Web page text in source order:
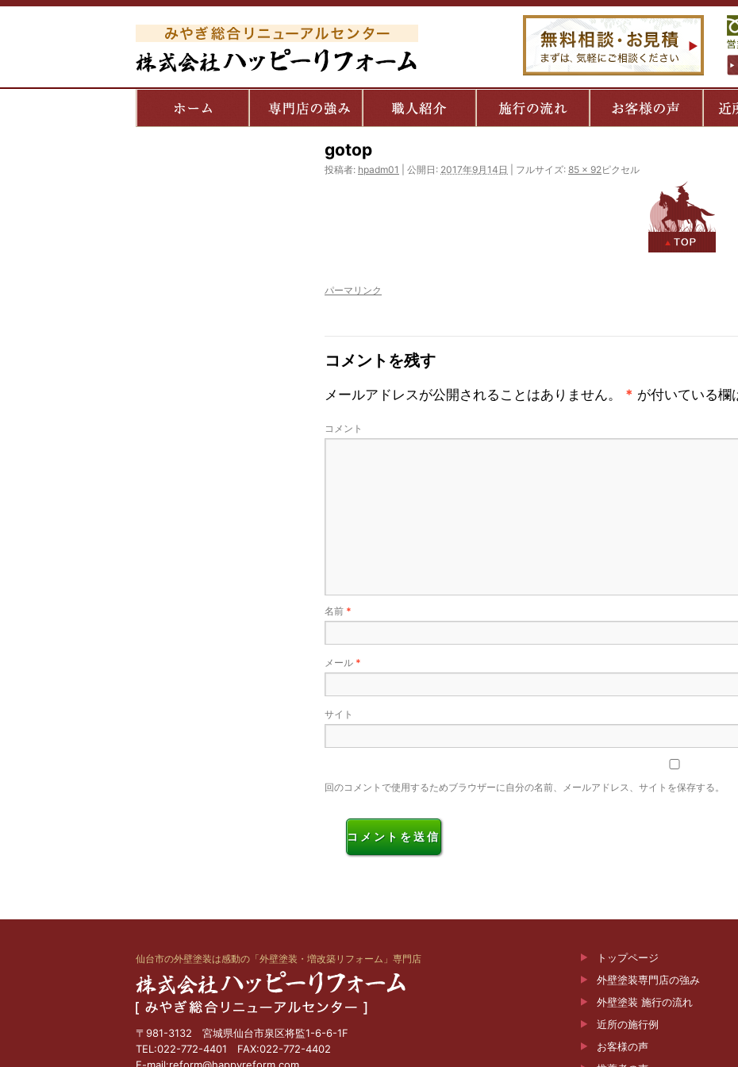
gotop
投稿者: hpadm01 公開日: 2017年9月14日 フルサイズ: 85 × 92ピクセル
パーマリンク
コメントを残す
メールアドレスが公開されることはありません。 * が付いている欄
コメント
名前 *
メール *
サイト
回のコメントで使用するためブラウザーに自分の名前、メールアドレス、サイトを保存する。
仙台市の外壁塗装は感動の 「外壁塗装・増改築リフォーム」専門店
〒981-3132 宮城県仙台市泉区将監1-6-6-1F
TEL:022-772-4401 FAX:022-772-4402
トップページ
外壁塗装専門店の強み
外壁塗装 施行の流れ
近所の施行例
お客様の声